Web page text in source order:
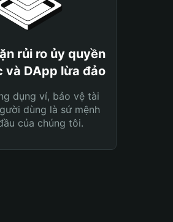
rủi ro ủy quyền
và DApp lừa đảo
dụng ví, bảo vệ tài
dùng là sứ mệnh
của chúng tôi.